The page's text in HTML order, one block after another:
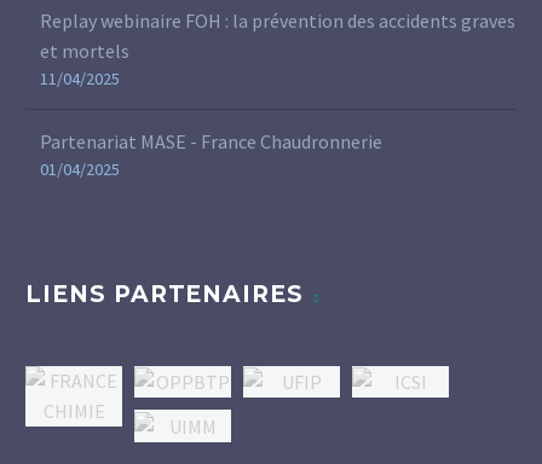
Replay webinaire FOH : la prévention des accidents graves
et mortels
11/04/2025
Partenariat MASE - France Chaudronnerie
01/04/2025
LIENS PARTENAIRES